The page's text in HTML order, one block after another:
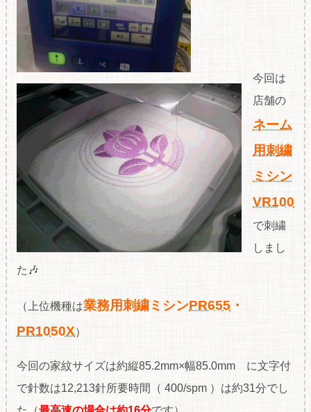
今回は
店舗の
ネーム
用刺繍
ミシン
VR100
で刺繍
しまし
た🎶
（上位機種は業務用刺繍ミシンPR655 ・
PR1050X）
今回の家紋サイズは約縦85.2mm×幅85.0mm に文字付
で針数は12,213針所要時間（ 400/spm ）は約31分でし